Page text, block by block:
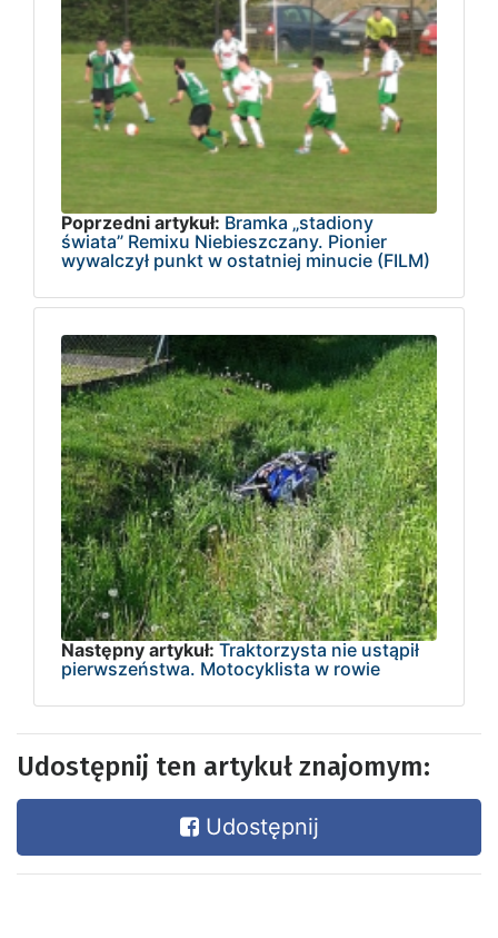
Poprzedni artykuł: Bramka „stadiony
świata” Remixu Niebieszczany. Pionier
wywalczył punkt w ostatniej minucie (FILM)
Następny artykuł: Traktorzysta nie ustąpił
pierwszeństwa. Motocyklista w rowie
Udostępnij ten artykuł znajomym:
Udostępnij